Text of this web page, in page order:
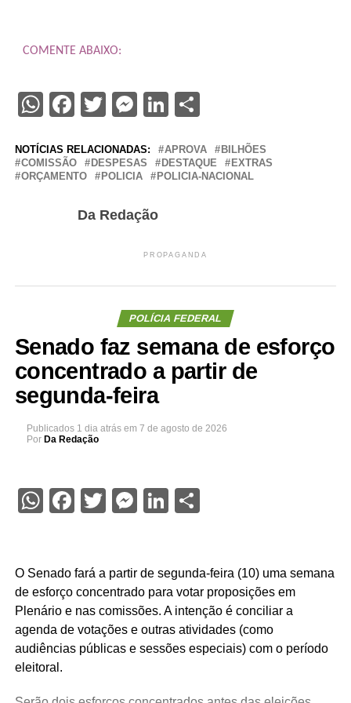
COMENTE ABAIXO:
WhatsApp
Facebook
Twitter
Messenger
LinkedIn
Share
NOTÍCIAS RELACIONADAS: APROVA
BILHÕES
COMISSÃO
DESPESAS DESTAQUE
EXTRAS
ORÇAMENTO
POLICIA POLICIA-NACIONAL
Da Redação
PROPAGANDA
POLÍCIA FEDERAL
Senado faz semana de esforço
concentrado a partir de
segunda-feira
Publicados 1 dia atrás em 7 de agosto de 2026
Por Da Redação
WhatsApp
Facebook
Twitter
Messenger
LinkedIn
Share
O Senado fará a partir de segunda-feira (10) uma semana
de esforço concentrado para votar proposições em
Plenário e nas comissões. A intenção é conciliar a
agenda de votações e outras atividades (como
audiências públicas e sessões especiais) com o período
eleitoral.